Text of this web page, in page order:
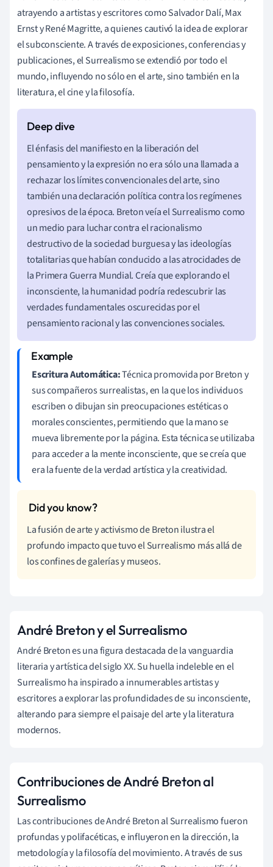
atrayendo a artistas y escritores como Salvador Dalí, Max
Ernst y René Magritte, a quienes cautivó la idea de explorar
el subconsciente. A través de exposiciones, conferencias y
publicaciones, el Surrealismo se extendió por todo el
mundo, influyendo no sólo en el arte, sino también en la
literatura, el cine y la filosofía.
El énfasis del manifiesto en la liberación del
pensamiento y la expresión no era sólo una llamada a
rechazar los límites convencionales del arte, sino
también una declaración política contra los regímenes
opresivos de la época. Breton veía el Surrealismo como
un medio para luchar contra el racionalismo
destructivo de la sociedad burguesa y las ideologías
totalitarias que habían conducido a las atrocidades de
la Primera Guerra Mundial. Creía que explorando el
inconsciente, la humanidad podría redescubrir las
verdades fundamentales oscurecidas por el
pensamiento racional y las convenciones sociales.
Escritura Automática:Técnica promovida por Breton y
sus compañeros surrealistas, en la que los individuos
escriben o dibujan sin preocupaciones estéticas o
morales conscientes, permitiendo que la mano se
mueva libremente por la página. Esta técnica se utilizaba
para acceder a la mente inconsciente, que se creía que
era la fuente de la verdad artística y la creatividad.
La fusión de arte y activismo de Breton ilustra el
profundo impacto que tuvo el Surrealismo más allá de
los confines de galerías y museos.
André Breton y el Surrealismo
André Breton es una figura destacada de la vanguardia
literaria y artística del siglo XX. Su huella indeleble en el
Surrealismo ha inspirado a innumerables artistas y
escritores a explorar las profundidades de su inconsciente,
alterando para siempre el paisaje del arte y la literatura
modernos.
Contribuciones de André Breton al
Surrealismo
Las contribuciones de André Breton al Surrealismo fueron
profundas y polifacéticas, e influyeron en la dirección, la
metodología y la filosofía del movimiento. A través de sus